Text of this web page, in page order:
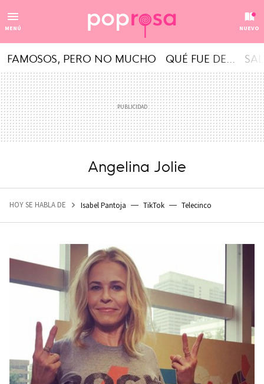
MENÚ NUEVO
FAMOSOS, PERO NO MUCHO QUÉ FUE DE...
Angelina Jolie
HOY SE HABLA DE Isabel Pantoja TikTok Telecinco